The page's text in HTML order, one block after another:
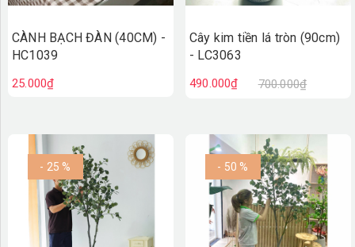
CÀNH BẠCH ĐÀN (40CM) -
HC1039
25.000₫
Cây kim tiền lá tròn (90cm)
- LC3063
490.000₫ 700.000₫
- 25 % - 50 %